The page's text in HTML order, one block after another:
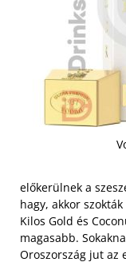
előkerülnek a
hagy, akkor
Kilos Gold és
magasabb.
Oroszország jut az